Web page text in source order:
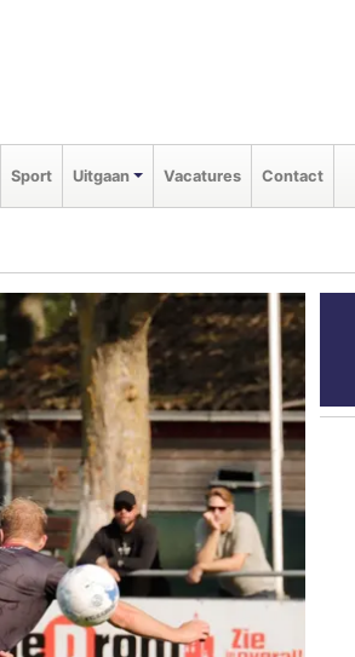
Sport Uitgaan Vacatures Contact